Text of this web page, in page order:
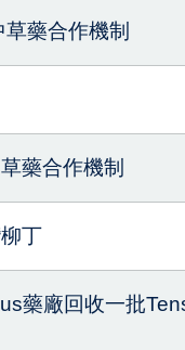
藥合作機制
藥合作機制
丁
藥廠回收一批